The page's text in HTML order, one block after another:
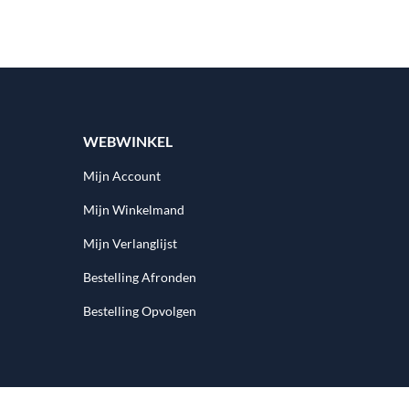
WEBWINKEL
Mijn Account
Mijn Winkelmand
Mijn Verlanglijst
Bestelling Afronden
Bestelling Opvolgen